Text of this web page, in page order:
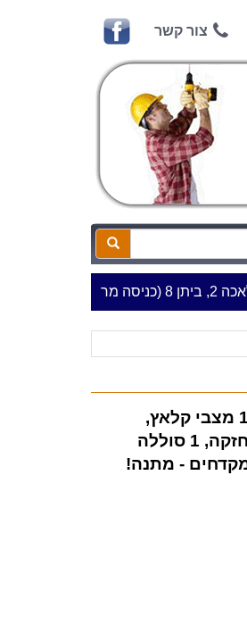
צור קשר
מקצועית, איכותית, חזקה, 15 מצבי קלאץ,
מהירות משתנה. תאורת לד חזקה, 1 סוללה